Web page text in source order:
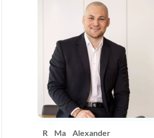
R
Ma
Alexander